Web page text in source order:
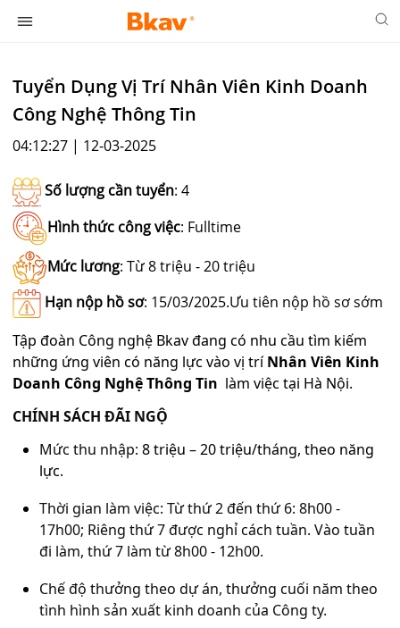
Tuyển Dụng Vị Trí Nhân Viên Kinh Doanh
Công Nghệ Thông Tin
04:12:27 | 12-03-2025
Số lượng cần tuyển: 4
Hình thức công việc: Fulltime
Mức lương: Từ 8 triệu - 20 triệu
Hạn nộp hồ sơ: 15/03/2025.Ưu tiên nộp hồ sơ sớm
Tập đoàn Công nghệ Bkav đang có nhu cầu tìm kiếm
những ứng viên có năng lực vào vị tríNhân Viên Kinh
Doanh Công Nghệ Thông Tin làm việc tại Hà Nội.
CHÍNH SÁCH ĐÃI NGỘ
Mức thu nhập: 8triệu – 20 triệu/tháng, theo năng
lực.
Thời gian làm việc: Từ thứ 2 đến thứ 6: 8h00 -
17h00; Riêng thứ 7 được nghỉ cách tuần. Vào tuần
đi làm, thứ 7 làm từ 8h00 - 12h00.
Chế độ thưởng theo dự án, thưởng cuối năm theo
tình hình sản xuất kinh doanh của Công ty.